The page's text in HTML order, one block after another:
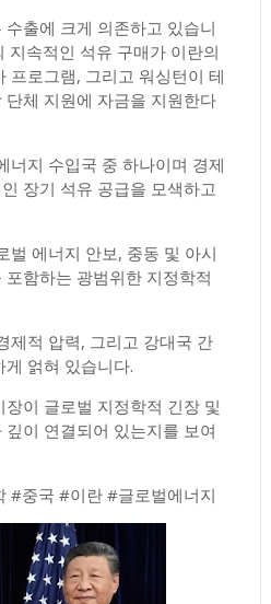
출에 크게 의존하고 있습니
지속적인 석유 구매가 이란의
프로그램, 그리고 워싱턴이 테
체 지원에 자금을 지원한다
너지 수입국 중 하나이며 경제
장기 석유 공급을 모색하고
벌 에너지 안보, 중동 및 아시
함하는 광범위한 지정학적
제적 압력, 그리고 강대국 간
얽혀 있습니다.
이 글로벌 지정학적 긴장 및
이 연결되어 있는지를 보여
#중국 #이란 #글로벌에너지